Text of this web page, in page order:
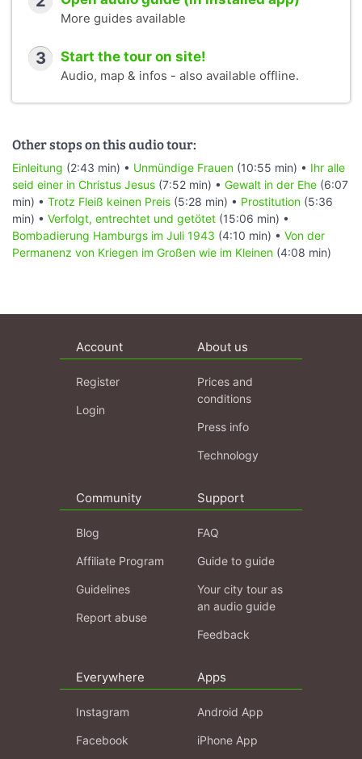
More guides available
3 Start the tour on site!
Audio, map & infos - also available offline.
Other stops on this audio tour:
Einleitung (2:43 min) • Unmündige Frauen (10:55 min) • Ihr alle
seid einer in Christus Jesus (7:52 min) • Gewalt in der Ehe (6:07
min) • Trotz Fleiß keinen Preis (5:28 min) • Prostitution (5:36
min) • Verfolgt, entrechtet und getötet (15:06 min) •
Bombadierung Hamburgs im Juli 1943 (4:10 min) • Von der
Permanenz von Kriegen im Großen wie im Kleinen (4:08 min)
Account
Register
Login
About us
Prices and
conditions
Press info
Technology
Community
Blog
Affiliate Program
Guidelines
Report abuse
Support
FAQ
Guide to guide
Your city tour as
an audio guide
Feedback
Everywhere
Instagram
Facebook
Apps
Android App
iPhone App